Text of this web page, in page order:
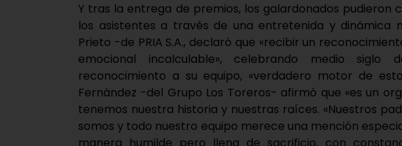
Y tras la entrega de premios, los galardonados pudieron
los asistentes a través de una entretenida y dinámica
Prieto -de PRIA S.A., declaró que «recibir un
emocional incalculable», celebrando medio
reconocimiento a su equipo, «verdadero motor de
Fernández -del Grupo Los Toreros- afirmó que «es un
tenemos nuestra historia y nuestras raíces. «Nuestros
somos y todo nuestro equipo merece una mención